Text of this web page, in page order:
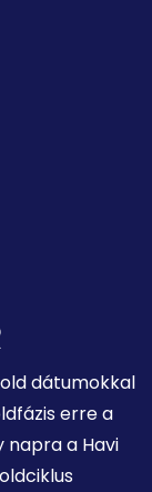
dátumokkal
erre a
napra a Havi